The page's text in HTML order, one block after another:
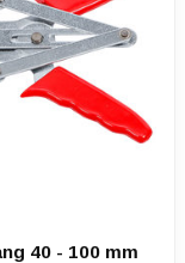
40 - 100 mm